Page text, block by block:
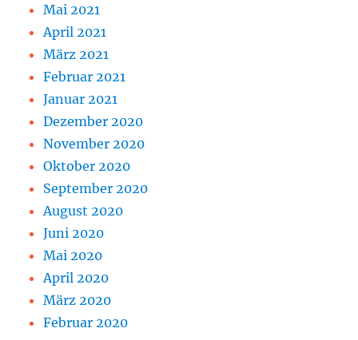
Mai 2021
April 2021
März 2021
Februar 2021
Januar 2021
Dezember 2020
November 2020
Oktober 2020
September 2020
August 2020
Juni 2020
Mai 2020
April 2020
März 2020
Februar 2020